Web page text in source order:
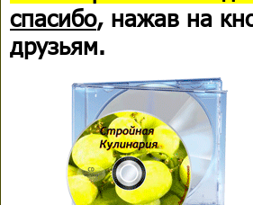
спасибо, нажав на
друзьям.